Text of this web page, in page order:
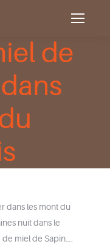
de
dans les mont du
nuit dans le
miel de Sapin….